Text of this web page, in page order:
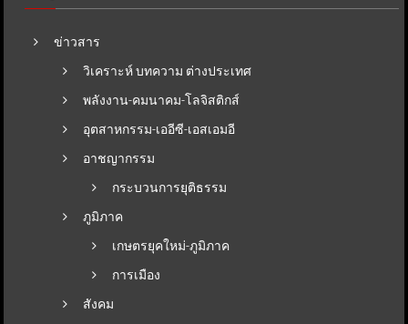
ข่าวสาร
วิเคราะห์ บทความ ต่างประเทศ
พลังงาน-คมนาคม-โลจิสติกส์
อุตสาหกรรม-เออีซี-เอสเอมอี
อาชญากรรม
กระบวนการยุติธรรม
ภูมิภาค
เกษตรยุคใหม่-ภูมิภาค
การเมือง
สังคม